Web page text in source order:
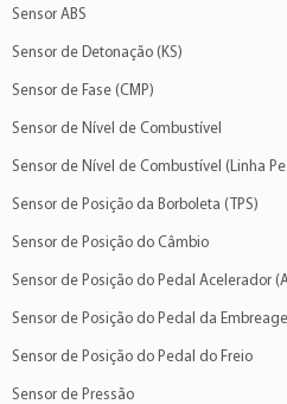
Sensor ABS
Sensor de Detonação (KS)
Sensor de Fase (CMP)
Sensor de Nível de Combustível
Sensor de Nível de Combustível (Linha
Sensor de Posição da Borboleta (TPS)
Sensor de Posição do Câmbio
Sensor de Posição do Pedal Acelerador
Sensor de Posição do Pedal da
Sensor de Posição do Pedal do Freio
Sensor de Pressão